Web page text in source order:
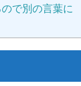
で別の言葉に